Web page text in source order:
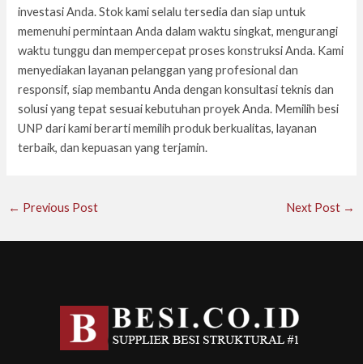
investasi Anda. Stok kami selalu tersedia dan siap untuk
memenuhi permintaan Anda dalam waktu singkat, mengurangi
waktu tunggu dan mempercepat proses konstruksi Anda. Kami
menyediakan layanan pelanggan yang profesional dan
responsif, siap membantu Anda dengan konsultasi teknis dan
solusi yang tepat sesuai kebutuhan proyek Anda. Memilih besi
UNP dari kami berarti memilih produk berkualitas, layanan
terbaik, dan kepuasan yang terjamin.
← Previous Post Next Post →